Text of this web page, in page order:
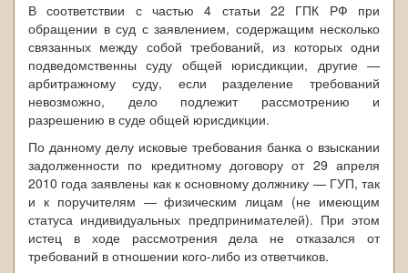
В соответствии с частью 4 статьи 22 ГПК РФ при
обращении в суд с заявлением, содержащим несколько
связанных между собой требований, из которых одни
подведомственны суду общей юрисдикции, другие —
арбитражному суду, если разделение требований
невозможно, дело подлежит рассмотрению и
разрешению в суде общей юрисдикции.
По данному делу исковые требования банка о взыскании
задолженности по кредитному договору от 29 апреля
2010 года заявлены как к основному должнику — ГУП, так
и к поручителям — физическим лицам (не имеющим
статуса индивидуальных предпринимателей). При этом
истец в ходе рассмотрения дела не отказался от
требований в отношении кого-либо из ответчиков.